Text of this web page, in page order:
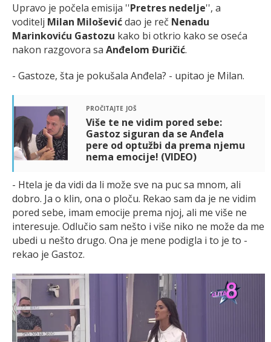
Upravo je počela emisija ''Pretres nedelje'', a
voditelj Milan Miloševićdao je reč Nenadu
Marinkoviću Gastozu kako bi otkrio kako se oseća
nakon razgovora sa Anđelom Đuričić.
- Gastoze, šta je pokušala Anđela? - upitao je Milan.
pročitajte još
Više te ne vidim pored sebe:
Gastoz siguran da se Anđela
pere od optužbi da prema njemu
nema emocije! (VIDEO)
- Htela je da vidi da li može sve na puc sa mnom, ali
dobro. Ja o klin, ona o ploču. Rekao sam da je ne vidim
pored sebe, imam emocije prema njoj, ali me više ne
interesuje. Odlučio sam nešto i više niko ne može da me
ubedi u nešto drugo. Ona je mene podigla i to je to -
rekao je Gastoz.